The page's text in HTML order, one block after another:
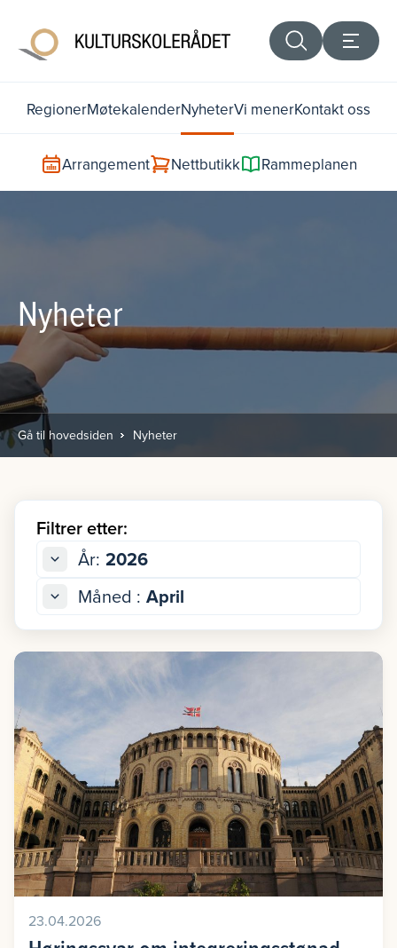
RegionerMøtekalenderNyheterVi menerKontakt oss
Arrangement Nettbutikk Rammeplanen
Nyheter
Gå til hovedsiden Nyheter
Filtrer etter:
År: 2026
Måned : April
23.04.2026